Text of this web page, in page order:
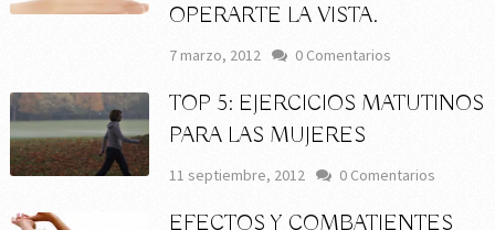
OPERARTE LA VISTA.
7 marzo, 2012 0 Comentarios
TOP 5: EJERCICIOS MATUTINOS
PARA LAS MUJERES
11 septiembre, 2012 0 Comentarios
EFECTOS Y COMBATIENTES